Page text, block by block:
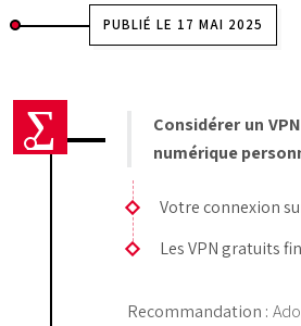
PUBLIÉ LE 17 MAI 2025
Considérer un
numérique
Votre connexion
Les VPN gratuits
Recommandation :